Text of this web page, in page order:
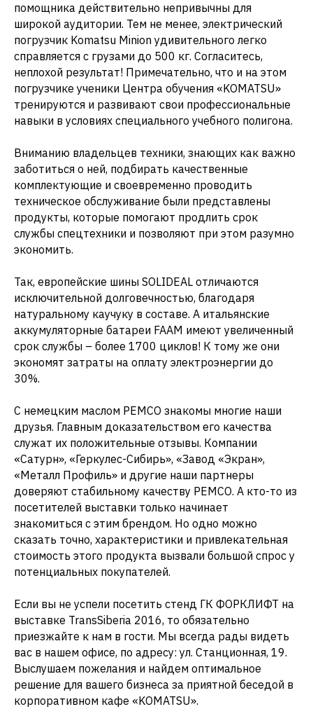
помощника действительно непривычны для
широкой аудитории. Тем не менее, электрический
погрузчик Komatsu Minion удивительного легко
справляется с грузами до 500 кг. Согласитесь,
неплохой результат! Примечательно, что и на этом
погрузчике ученики Центра обучения «KOMATSU»
тренируются и развивают свои профессиональные
навыки в условиях специального учебного полигона.
Вниманию владельцев техники, знающих как важно
заботиться о ней, подбирать качественные
комплектующие и своевременно проводить
техническое обслуживание были представлены
продукты, которые помогают продлить срок
службы спецтехники и позволяют при этом разумно
экономить.
Так, европейские шины SOLIDEAL отличаются
исключительной долговечностью, благодаря
натуральному каучуку в составе. А итальянские
аккумуляторные батареи FAAM имеют увеличенный
срок службы – более 1700 циклов! К тому же они
экономят затраты на оплату электроэнергии до
30%.
С немецким маслом PEMCO знакомы многие наши
друзья. Главным доказательством его качества
служат их положительные отзывы. Компании
«Сатурн», «Геркулес-Сибирь», «Завод «Экран»,
«Металл Профиль» и другие наши партнеры
доверяют стабильному качеству PEMCO. А кто-то из
посетителей выставки только начинает
знакомиться с этим брендом. Но одно можно
сказать точно, характеристики и привлекательная
стоимость этого продукта вызвали большой спрос у
потенциальных покупателей.
Если вы не успели посетить стенд ГК ФОРКЛИФТ на
выставке TransSiberia 2016, то обязательно
приезжайте к нам в гости. Мы всегда рады видеть
вас в нашем офисе, по адресу: ул. Станционная, 19.
Выслушаем пожелания и найдем оптимальное
решение для вашего бизнеса за приятной беседой в
корпоративном кафе «KOMATSU».